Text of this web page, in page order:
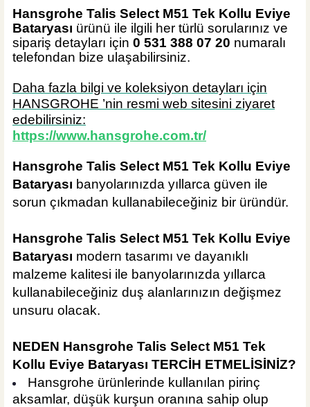
Hansgrohe Talis Select M51 Tek Kollu Eviye
Bataryası ürünü ile ilgili her türlü sorularınız ve
sipariş detayları için 0 531 388 07 20 numaralı
telefondan bize ulaşabilirsiniz.
Daha fazla bilgi ve koleksiyon detayları için
HANSGROHE ’nin resmi web sitesini ziyaret
edebilirsiniz:
https://www.hansgrohe.com.tr/
Hansgrohe Talis Select M51 Tek Kollu Eviye
Bataryası banyolarınızda yıllarca güven ile
sorun çıkmadan kullanabileceğiniz bir üründür.
Hansgrohe Talis Select M51 Tek Kollu Eviye
Bataryası modern tasarımı ve dayanıklı
malzeme kalitesi ile banyolarınızda yıllarca
kullanabileceğiniz duş alanlarınızın değişmez
unsuru olacak.
NEDEN Hansgrohe Talis Select M51 Tek
Kollu Eviye Bataryası TERCİH ETMELİSİNİZ?
Hansgrohe ürünlerinde kullanılan pirinç
aksamlar, düşük kurşun oranına sahip olup